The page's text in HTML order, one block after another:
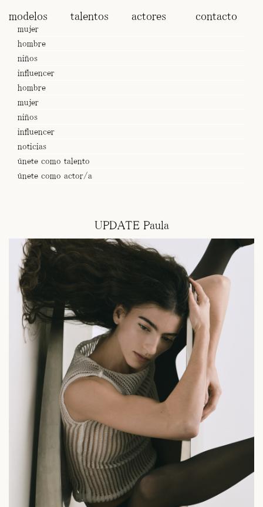
modelos talentos actores contacto
mujer
hombre
niños
influencer
hombre
mujer
niños
influencer
noticias
únete como talento
únete como actor/a
UPDATE Paula